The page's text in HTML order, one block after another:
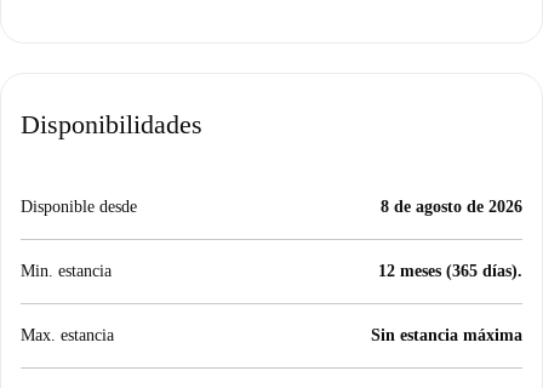
Disponibilidades
Disponible desde 8 de agosto de 2026
Min. estancia 12 meses (365 días).
Max. estancia Sin estancia máxima